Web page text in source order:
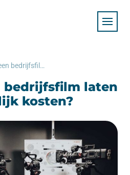
Wat mag een bedrijfsfilm laten maken eigenlijk kosten?
bedrijfsfilm laten
kosten?